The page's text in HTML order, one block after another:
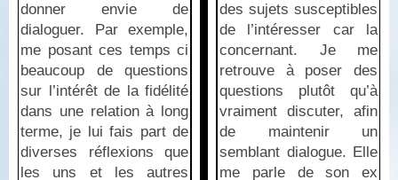
donner envie de
dialoguer. Par exemple,
me posant ces temps ci
beaucoup de questions
sur l’intérêt de la fidélité
dans une relation à long
terme, je lui fais part de
diverses réflexions que
les uns et les autres
des sujets susceptibles
de l’intéresser car la
concernant. Je me
retrouve à poser des
questions plutôt qu’à
vraiment discuter, afin
de maintenir un
semblant dialogue. Elle
me parle de son ex